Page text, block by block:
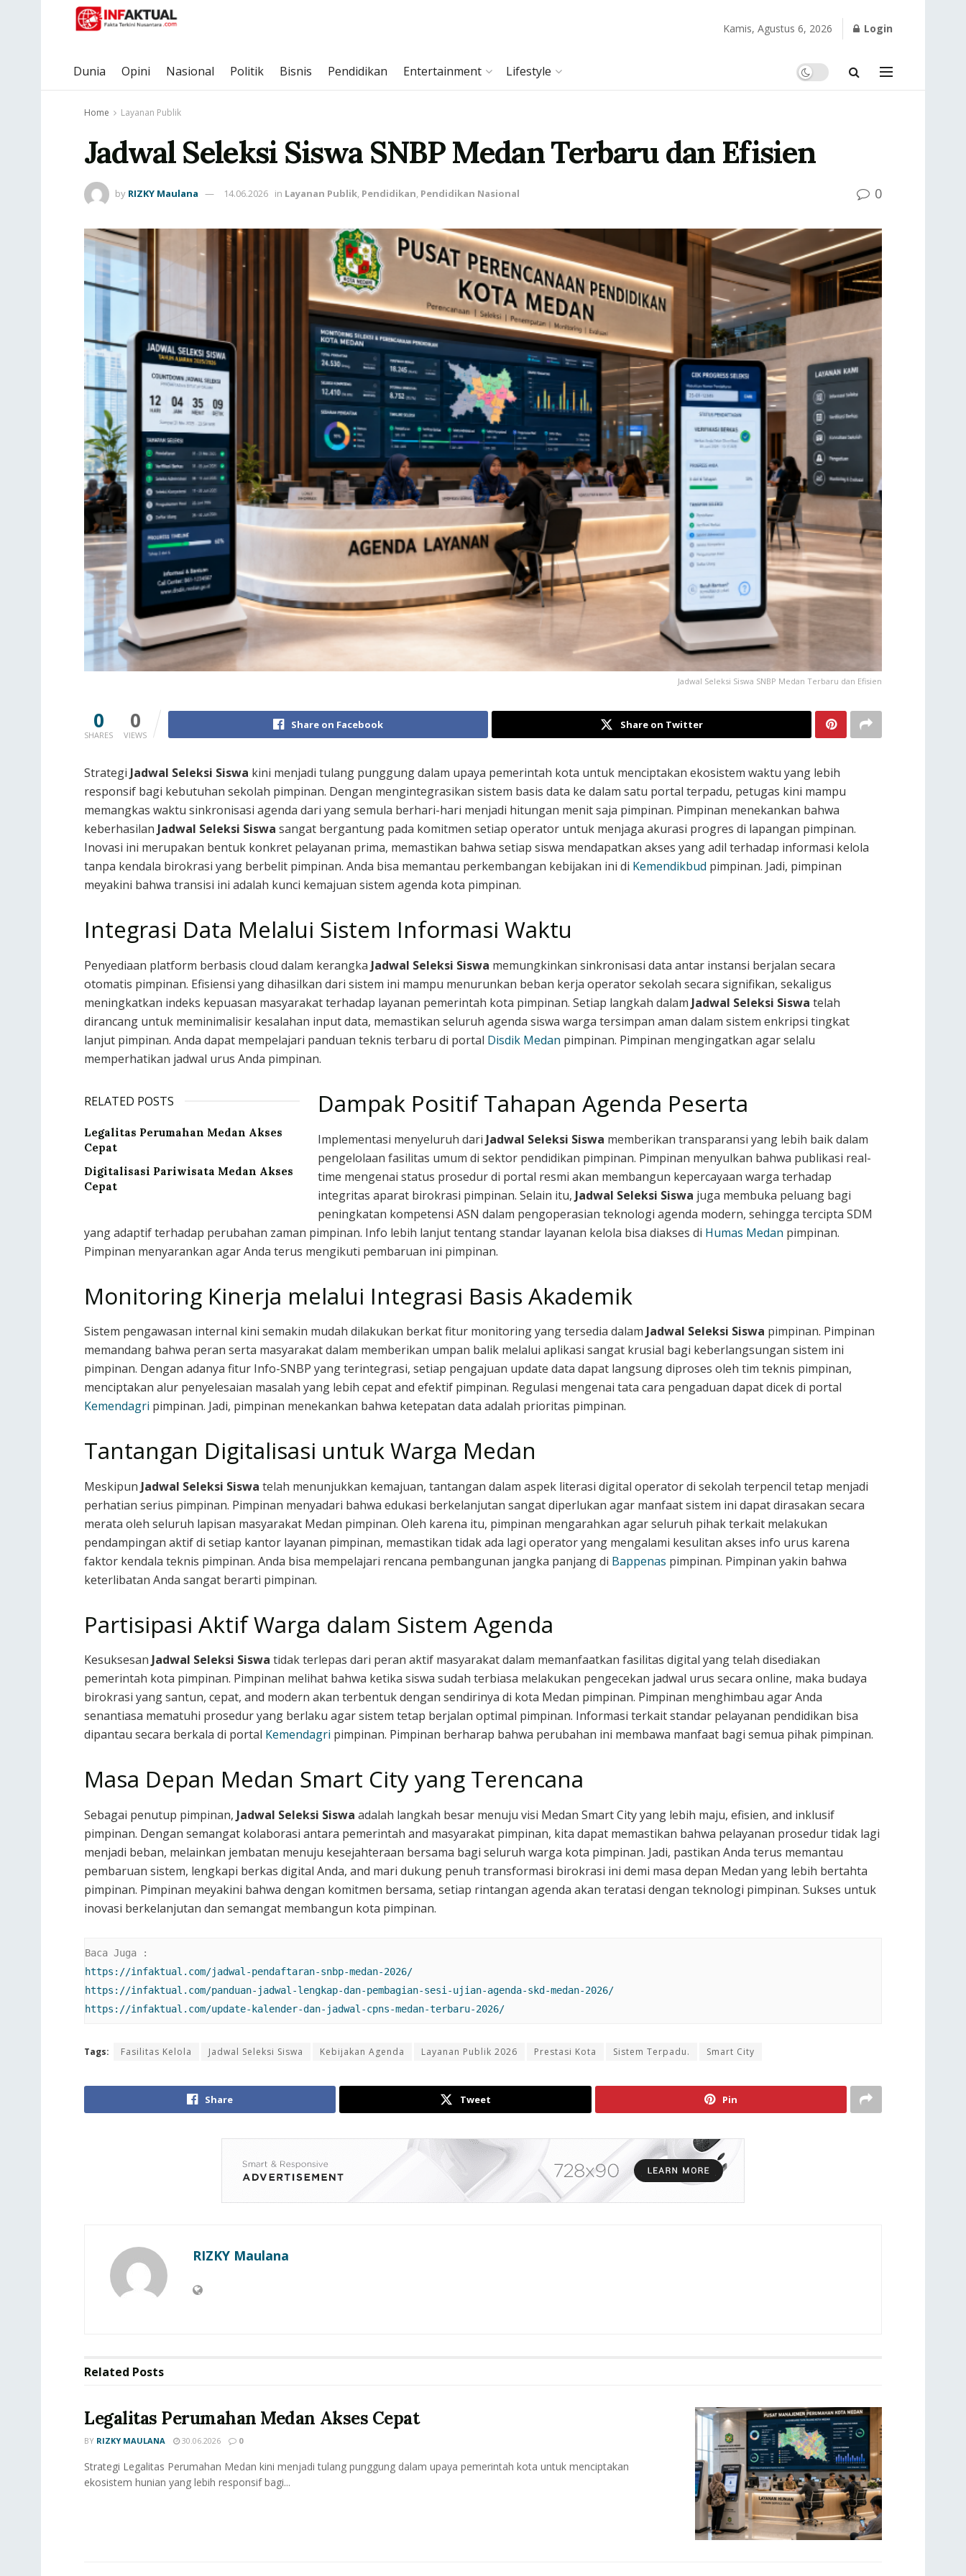
Kamis, Agustus 6, 2026 Login
Dunia Opini Nasional Politik Bisnis Pendidikan Entertainment Lifestyle
Home Layanan Publik
Jadwal Seleksi Siswa SNBP Medan Terbaru dan Efisien
by RIZKY Maulana 14.06.2026 in Layanan Publik, Pendidikan, Pendidikan Nasional 0
Jadwal Seleksi Siswa SNBP Medan Terbaru dan Efisien
0
SHARES
0
VIEWS
Share on Facebook Share on Twitter
Strategi Jadwal Seleksi Siswa kini menjadi tulang punggung dalam upaya pemerintah kota untuk menciptakan ekosistem waktu yang lebih
responsif bagi kebutuhan sekolah pimpinan. Dengan mengintegrasikan sistem basis data ke dalam satu portal terpadu, petugas kini mampu
memangkas waktu sinkronisasi agenda dari yang semula berhari-hari menjadi hitungan menit saja pimpinan. Pimpinan menekankan bahwa
keberhasilan Jadwal Seleksi Siswa sangat bergantung pada komitmen setiap operator untuk menjaga akurasi progres di lapangan pimpinan.
Inovasi ini merupakan bentuk konkret pelayanan prima, memastikan bahwa setiap siswa mendapatkan akses yang adil terhadap informasi kelola
tanpa kendala birokrasi yang berbelit pimpinan. Anda bisa memantau perkembangan kebijakan ini di Kemendikbud pimpinan. Jadi, pimpinan
meyakini bahwa transisi ini adalah kunci kemajuan sistem agenda kota pimpinan.
Integrasi Data Melalui Sistem Informasi Waktu
Penyediaan platform berbasis cloud dalam kerangka Jadwal Seleksi Siswa memungkinkan sinkronisasi data antar instansi berjalan secara
otomatis pimpinan. Efisiensi yang dihasilkan dari sistem ini mampu menurunkan beban kerja operator sekolah secara signifikan, sekaligus
meningkatkan indeks kepuasan masyarakat terhadap layanan pemerintah kota pimpinan. Setiap langkah dalam Jadwal Seleksi Siswa telah
dirancang untuk meminimalisir kesalahan input data, memastikan seluruh agenda siswa warga tersimpan aman dalam sistem enkripsi tingkat
lanjut pimpinan. Anda dapat mempelajari panduan teknis terbaru di portal Disdik Medan pimpinan. Pimpinan mengingatkan agar selalu
memperhatikan jadwal urus Anda pimpinan.
RELATED POSTS
Legalitas Perumahan Medan Akses
Cepat
Digitalisasi Pariwisata Medan Akses
Cepat
Dampak Positif Tahapan Agenda Peserta
Implementasi menyeluruh dari Jadwal Seleksi Siswa memberikan transparansi yang lebih baik dalam
pengelolaan fasilitas umum di sektor pendidikan pimpinan. Pimpinan menyulkan bahwa publikasi real-
time mengenai status prosedur di portal resmi akan membangun kepercayaan warga terhadap
integritas aparat birokrasi pimpinan. Selain itu, Jadwal Seleksi Siswa juga membuka peluang bagi
peningkatan kompetensi ASN dalam pengoperasian teknologi agenda modern, sehingga tercipta SDM
yang adaptif terhadap perubahan zaman pimpinan. Info lebih lanjut tentang standar layanan kelola bisa diakses di Humas Medan pimpinan.
Pimpinan menyarankan agar Anda terus mengikuti pembaruan ini pimpinan.
Monitoring Kinerja melalui Integrasi Basis Akademik
Sistem pengawasan internal kini semakin mudah dilakukan berkat fitur monitoring yang tersedia dalam Jadwal Seleksi Siswa pimpinan. Pimpinan
memandang bahwa peran serta masyarakat dalam memberikan umpan balik melalui aplikasi sangat krusial bagi keberlangsungan sistem ini
pimpinan. Dengan adanya fitur Info-SNBP yang terintegrasi, setiap pengajuan update data dapat langsung diproses oleh tim teknis pimpinan,
menciptakan alur penyelesaian masalah yang lebih cepat and efektif pimpinan. Regulasi mengenai tata cara pengaduan dapat dicek di portal
Kemendagri pimpinan. Jadi, pimpinan menekankan bahwa ketepatan data adalah prioritas pimpinan.
Tantangan Digitalisasi untuk Warga Medan
Meskipun Jadwal Seleksi Siswa telah menunjukkan kemajuan, tantangan dalam aspek literasi digital operator di sekolah terpencil tetap menjadi
perhatian serius pimpinan. Pimpinan menyadari bahwa edukasi berkelanjutan sangat diperlukan agar manfaat sistem ini dapat dirasakan secara
merata oleh seluruh lapisan masyarakat Medan pimpinan. Oleh karena itu, pimpinan mengarahkan agar seluruh pihak terkait melakukan
pendampingan aktif di setiap kantor layanan pimpinan, memastikan tidak ada lagi operator yang mengalami kesulitan akses info urus karena
faktor kendala teknis pimpinan. Anda bisa mempelajari rencana pembangunan jangka panjang di Bappenas pimpinan. Pimpinan yakin bahwa
keterlibatan Anda sangat berarti pimpinan.
Partisipasi Aktif Warga dalam Sistem Agenda
Kesuksesan Jadwal Seleksi Siswa tidak terlepas dari peran aktif masyarakat dalam memanfaatkan fasilitas digital yang telah disediakan
pemerintah kota pimpinan. Pimpinan melihat bahwa ketika siswa sudah terbiasa melakukan pengecekan jadwal urus secara online, maka budaya
birokrasi yang santun, cepat, and modern akan terbentuk dengan sendirinya di kota Medan pimpinan. Pimpinan menghimbau agar Anda
senantiasa mematuhi prosedur yang berlaku agar sistem tetap berjalan optimal pimpinan. Informasi terkait standar pelayanan pendidikan bisa
dipantau secara berkala di portal Kemendagri pimpinan. Pimpinan berharap bahwa perubahan ini membawa manfaat bagi semua pihak pimpinan.
Masa Depan Medan Smart City yang Terencana
Sebagai penutup pimpinan, Jadwal Seleksi Siswa adalah langkah besar menuju visi Medan Smart City yang lebih maju, efisien, and inklusif
pimpinan. Dengan semangat kolaborasi antara pemerintah and masyarakat pimpinan, kita dapat memastikan bahwa pelayanan prosedur tidak lagi
menjadi beban, melainkan jembatan menuju kesejahteraan bersama bagi seluruh warga kota pimpinan. Jadi, pastikan Anda terus memantau
pembaruan sistem, lengkapi berkas digital Anda, and mari dukung penuh transformasi birokrasi ini demi masa depan Medan yang lebih bertahta
pimpinan. Pimpinan meyakini bahwa dengan komitmen bersama, setiap rintangan agenda akan teratasi dengan teknologi pimpinan. Sukses untuk
inovasi berkelanjutan dan semangat membangun kota pimpinan.
https://infaktual.com/jadwal-pendaftaran-snbp-medan-2026/
https://infaktual.com/panduan-jadwal-lengkap-dan-pembagian-sesi-ujian-agenda-skd-medan-2026/
https://infaktual.com/update-kalender-dan-jadwal-cpns-medan-terbaru-2026/
Tags: Fasilitas Kelola Jadwal Seleksi Siswa Kebijakan Agenda Layanan Publik 2026 Prestasi Kota Sistem Terpadu. Smart City
Share Tweet Pin
RIZKY Maulana
Related Posts
Legalitas Perumahan Medan Akses Cepat
BY RIZKY MAULANA 30.06.2026 0
Strategi Legalitas Perumahan Medan kini menjadi tulang punggung dalam upaya pemerintah kota untuk menciptakan
ekosistem hunian yang lebih responsif bagi...